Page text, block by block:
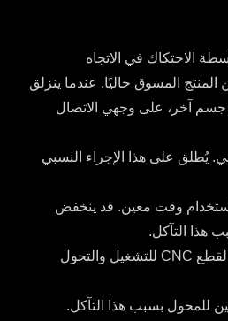
الاحتكاك في الاتجاه
المسوق حاليًا. عندما ينزلق
آخر، على وجهي الاتصال
يُطلق على هذا الإجراء النسبي
وقت معين. قد ينخفض
هذا التآكل.
سهل الاستخدام لأداة القطع CNC للتشغيل والتحول
للمحول بسبب هذا التآكل.